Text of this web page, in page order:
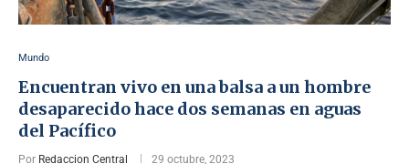
Mundo
Encuentran vivo en una balsa a un hombre
desaparecido hace dos semanas en aguas
del Pacífico
Por Redaccion Central 29 octubre, 2023